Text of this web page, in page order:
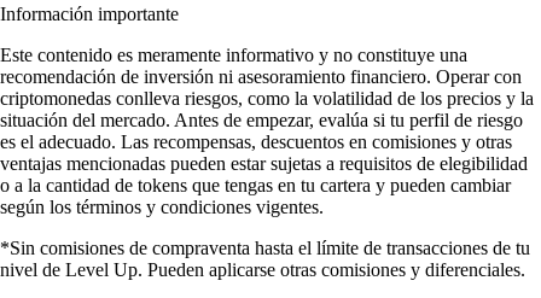
Información importante
Este contenido es meramente informativo y no constituye una
recomendación de inversión ni asesoramiento financiero. Operar con
criptomonedas conlleva riesgos, como la volatilidad de los precios y la
situación del mercado. Antes de empezar, evalúa si tu perfil de riesgo
es el adecuado. Las recompensas, descuentos en comisiones y otras
ventajas mencionadas pueden estar sujetas a requisitos de elegibilidad
o a la cantidad de tokens que tengas en tu cartera y pueden cambiar
según los términos y condiciones vigentes.
*Sin comisiones de compraventa hasta el límite de transacciones de tu
nivel de Level Up. Pueden aplicarse otras comisiones y diferenciales.